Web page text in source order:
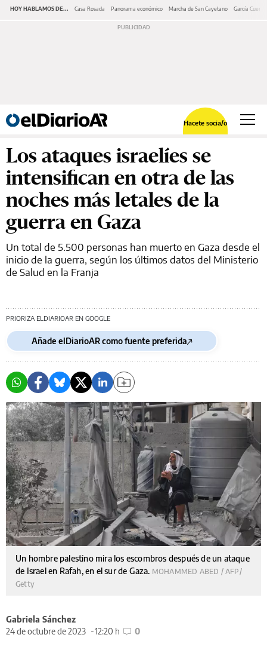
HOY HABLAMOS DE... Casa Rosada Panorama económico Marcha de San Cayetano García Cuerva
Hacete socia/o
Los ataques israelíes se
intensifican en otra de las
noches más letales de la
guerra en Gaza
Un total de 5.500 personas han muerto en Gaza desde el
inicio de la guerra, según los últimos datos del Ministerio
de Salud en la Franja
PRIORIZA ELDIARIOAR EN GOOGLE
Añade elDiarioAR como fuente preferida
Un hombre palestino mira los escombros después de un ataque
de Israel en Rafah, en el sur de Gaza. MOHAMMED ABED / AFP/
Getty
Gabriela Sánchez
24 de octubre de 2023
12:20 h 0